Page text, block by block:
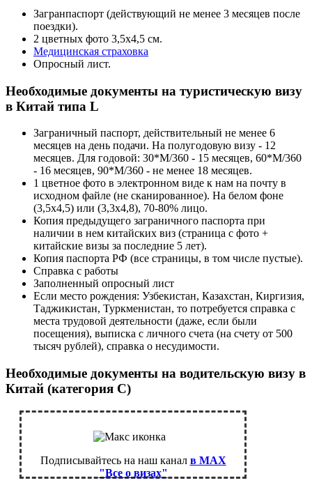
Загранпаспорт (действующий не менее 3 месяцев после
поездки).
2 цветных фото 3,5х4,5 см.
Медицинская страховка
Опросный лист.
Необходимые документы на туристическую визу
в Китай типа L
Заграничный паспорт, действительный не менее 6
месяцев на день подачи. На полугодовую визу - 12
месяцев. Для годовой: 30*М/360 - 15 месяцев, 60*М/360
- 16 месяцев, 90*М/360 - не менее 18 месяцев.
1 цветное фото в электронном виде к нам на почту в
исходном файле (не сканированное). На белом фоне
(3,5х4,5) или (3,3х4,8), 70-80% лицо.
Копия предыдущего заграничного паспорта при
наличии в нем китайских виз (страница с фото +
китайские визы за последние 5 лет).
Копия паспорта РФ (все страницы, в том числе пустые).
Справка с работы
Заполненный опросный лист
Если место рождения: Узбекистан, Казахстан, Киргизия,
Таджикистан, Туркменистан, то потребуется справка с
места трудовой деятельности (даже, если были
посещения), выписка с личного счета (на счету от 500
тысяч рублей), справка о несудимости.
Необходимые документы на водительскую визу в
Китай (категория C)
Подписывайтесь на наш канал в MAX
"Все о визах"